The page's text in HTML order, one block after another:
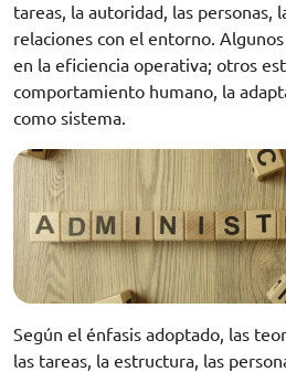
tareas, la autoridad, las personas,
relaciones con el entorno.
en la eficiencia operativa; otros
comportamiento humano, la
como sistema.
Según el énfasis adoptado, las
las tareas, la estructura, las